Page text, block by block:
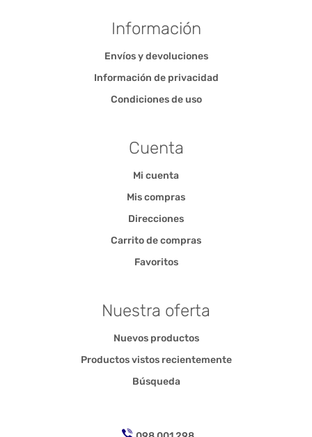
Información
Envíos y devoluciones
Información de privacidad
Condiciones de uso
Cuenta
Mi cuenta
Mis compras
Direcciones
Carrito de compras
Favoritos
Nuestra oferta
Nuevos productos
Productos vistos recientemente
Búsqueda